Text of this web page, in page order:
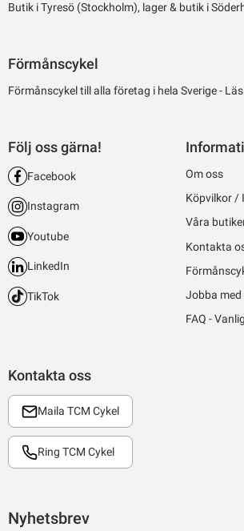
Butik i Tyresö (Stockholm), lager & butik i
Förmånscykel
Förmånscykel till alla företag i hela Sverige -
Kontakta oss
Maila TCM Cykel
Ring TCM Cykel
Följ oss gärna!
Facebook
Instagram
Youtube
LinkedIn
TikTok
Om oss
Köpvilkor /
Våra
Kontakta
Jobba med
FAQ -
Nyhetsbrev